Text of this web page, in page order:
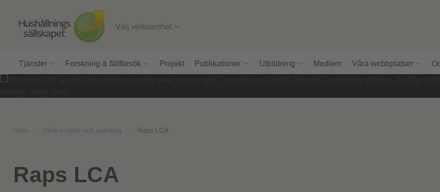
Välj verksamhet
Tjänster Forskning & fältförsök Projekt Publikationer Utbildning Medlem Våra webbplatser
Hem Våra projekt och uppdrag Raps LCA
Raps LCA